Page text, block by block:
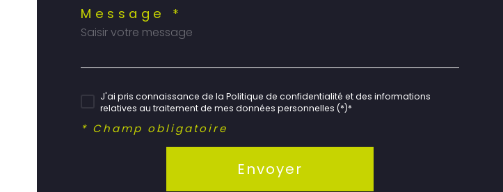
Message *
J'ai pris connaissance de la Politique de confidentialité et des informations
relatives au traitement de mes données personnelles (*)*
* Champ obligatoire
Envoyer